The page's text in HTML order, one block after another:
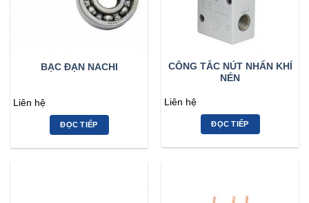
BẠC ĐẠN NACHI
Liên hệ
ĐỌC TIẾP
CÔNG TẮC NÚT NHẤN KHÍ
NÉN
Liên hệ
ĐỌC TIẾP